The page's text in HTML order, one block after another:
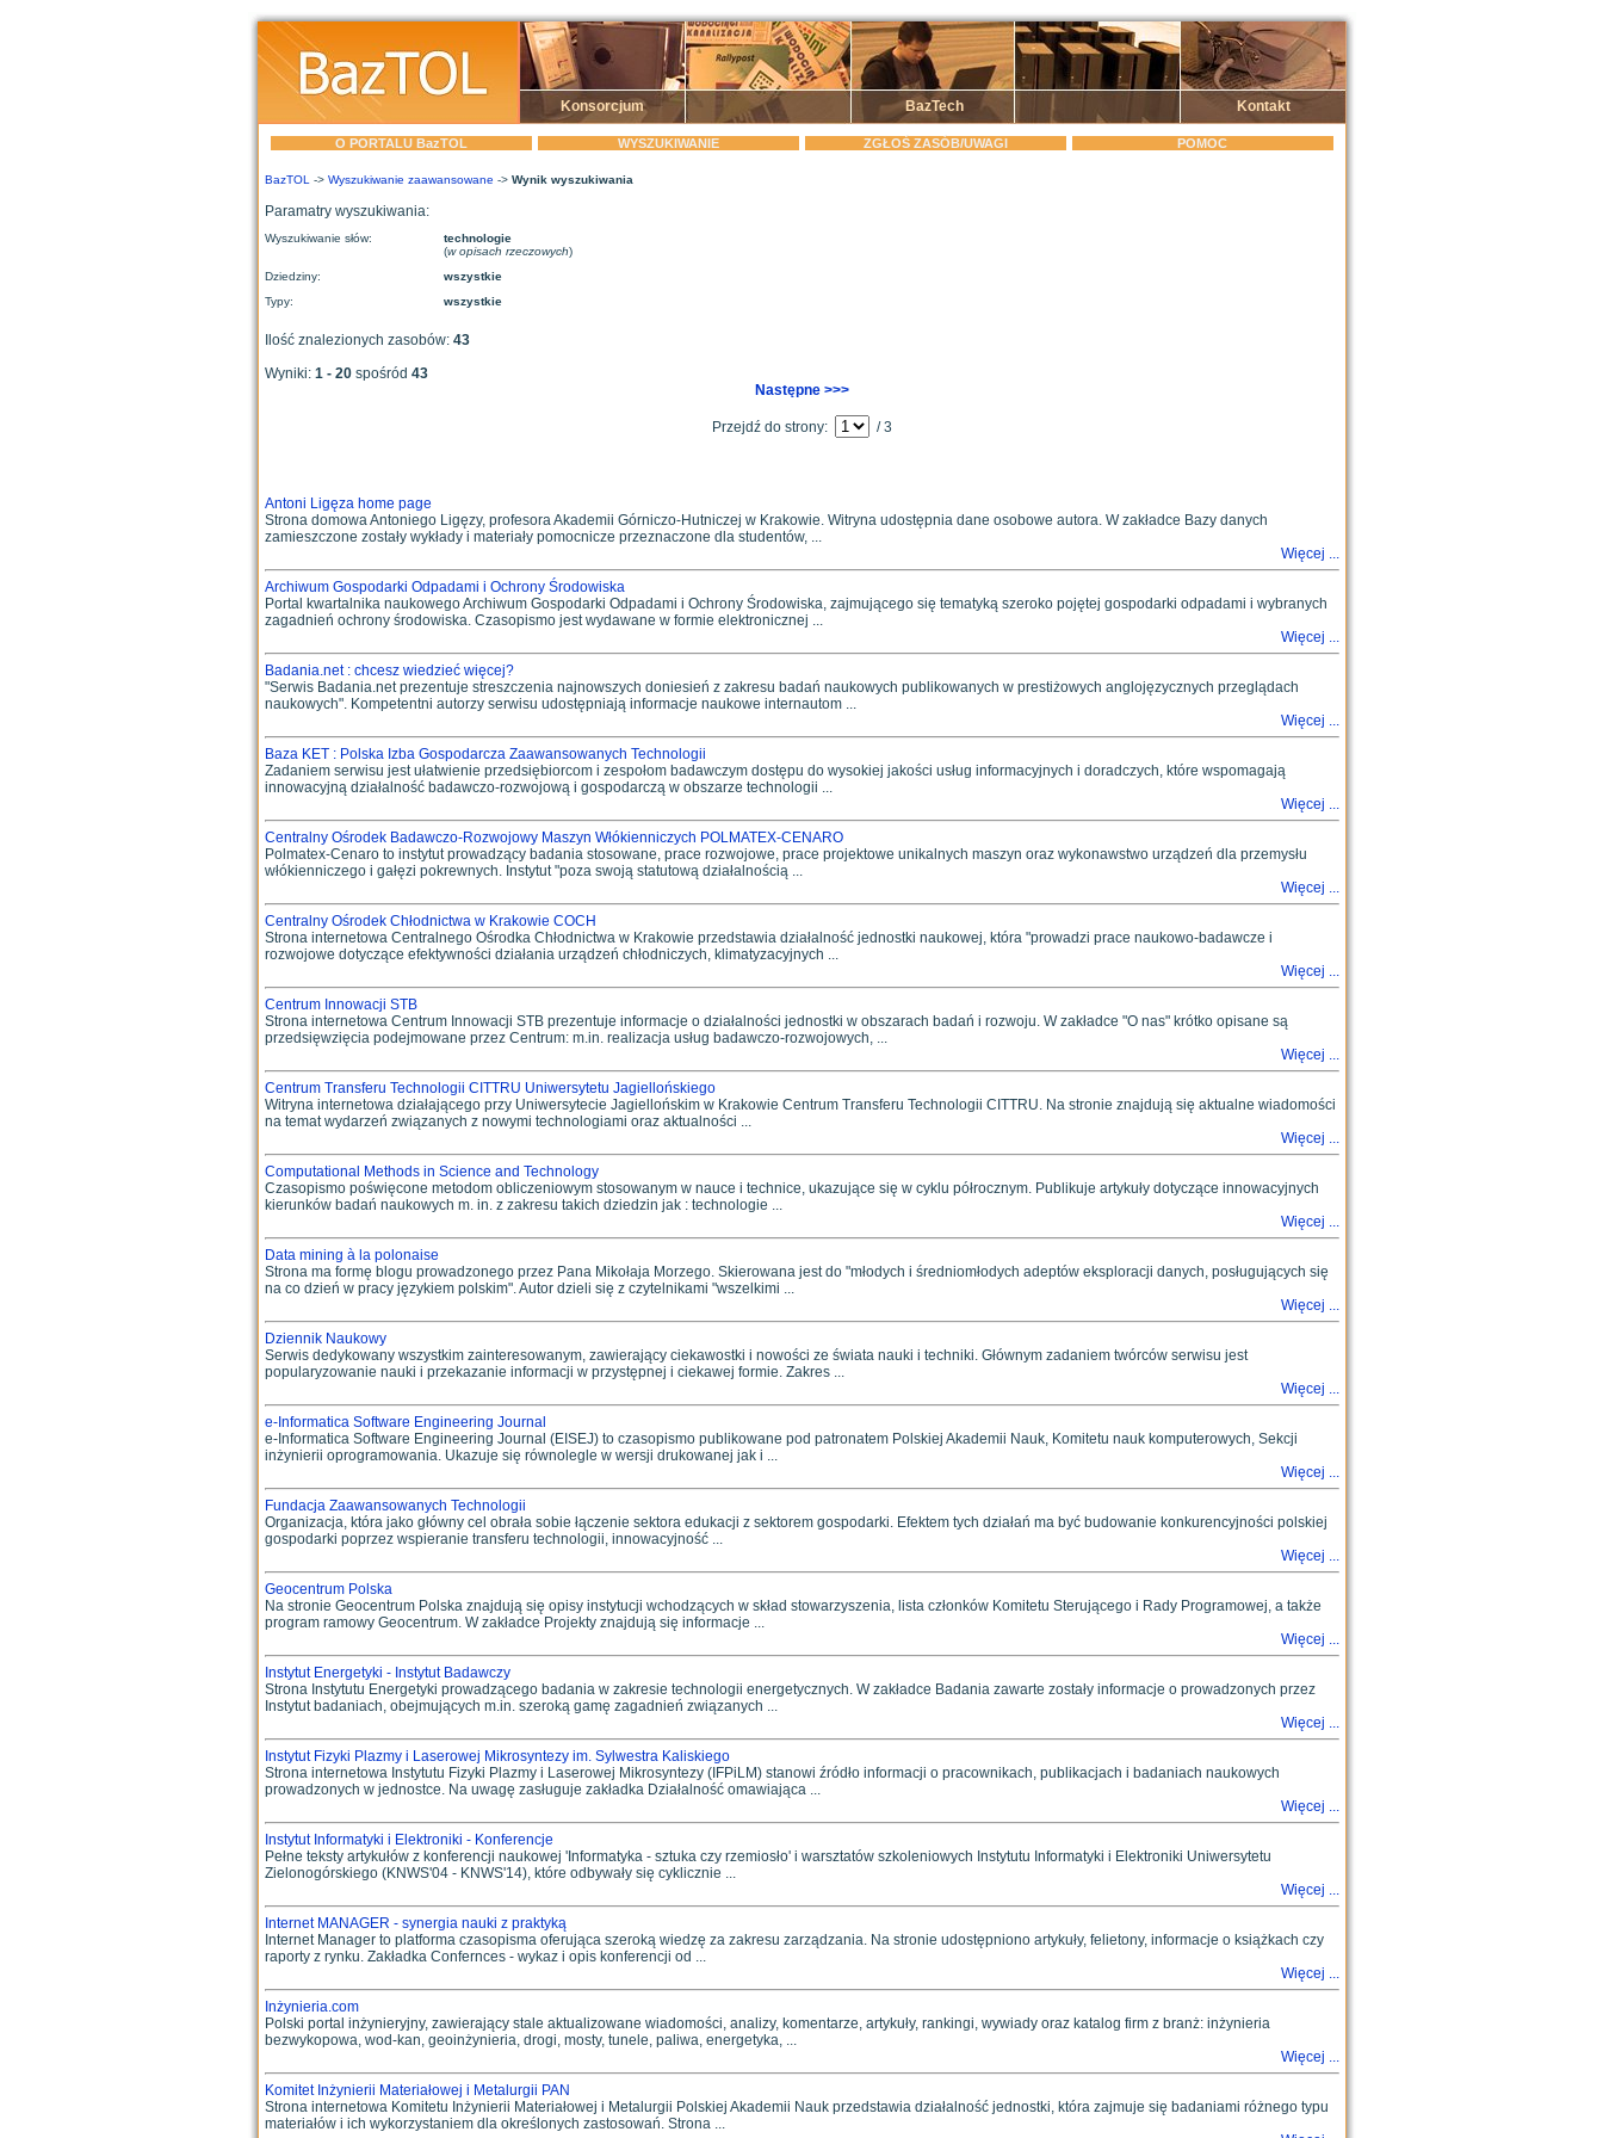
Konsorcjum BazTech Kontakt
O PORTALU BazTOL WYSZUKIWANIE ZGŁOŚ ZASÓB/UWAGI POMOC
BazTOL -> Wyszukiwanie zaawansowane -> Wynik wyszukiwania
Paramatry wyszukiwania:
Wyszukiwanie słów:
technologie
(w opisach rzeczowych)
Dziedziny:
wszystkie
Typy:
wszystkie
Ilość znalezionych zasobów: 43
Wyniki: 1 - 20 spośród 43
Następne >>>
Przejdź do strony: / 3
Antoni Ligęza home page
Strona domowa Antoniego Ligęzy, profesora Akademii Górniczo-Hutniczej w Krakowie. Witryna udostępnia dane osobowe autora. W zakładce Bazy danych
zamieszczone zostały wykłady i materiały pomocnicze przeznaczone dla studentów, ...
Więcej ...
Archiwum Gospodarki Odpadami i Ochrony Środowiska
Portal kwartalnika naukowego Archiwum Gospodarki Odpadami i Ochrony Środowiska, zajmującego się tematyką szeroko pojętej gospodarki odpadami i wybranych
zagadnień ochrony środowiska. Czasopismo jest wydawane w formie elektronicznej ...
Więcej ...
Badania.net : chcesz wiedzieć więcej?
"Serwis Badania.net prezentuje streszczenia najnowszych doniesień z zakresu badań naukowych publikowanych w prestiżowych anglojęzycznych przeglądach
naukowych". Kompetentni autorzy serwisu udostępniają informacje naukowe internautom ...
Więcej ...
Baza KET : Polska Izba Gospodarcza Zaawansowanych Technologii
Zadaniem serwisu jest ułatwienie przedsiębiorcom i zespołom badawczym dostępu do wysokiej jakości usług informacyjnych i doradczych, które wspomagają
innowacyjną działalność badawczo-rozwojową i gospodarczą w obszarze technologii ...
Więcej ...
Centralny Ośrodek Badawczo-Rozwojowy Maszyn Włókienniczych POLMATEX-CENARO
Polmatex-Cenaro to instytut prowadzący badania stosowane, prace rozwojowe, prace projektowe unikalnych maszyn oraz wykonawstwo urządzeń dla przemysłu
włókienniczego i gałęzi pokrewnych. Instytut "poza swoją statutową działalnością ...
Więcej ...
Centralny Ośrodek Chłodnictwa w Krakowie COCH
Strona internetowa Centralnego Ośrodka Chłodnictwa w Krakowie przedstawia działalność jednostki naukowej, która "prowadzi prace naukowo-badawcze i
rozwojowe dotyczące efektywności działania urządzeń chłodniczych, klimatyzacyjnych ...
Więcej ...
Centrum Innowacji STB
Strona internetowa Centrum Innowacji STB prezentuje informacje o działalności jednostki w obszarach badań i rozwoju. W zakładce "O nas" krótko opisane są
przedsięwzięcia podejmowane przez Centrum: m.in. realizacja usług badawczo-rozwojowych, ...
Więcej ...
Centrum Transferu Technologii CITTRU Uniwersytetu Jagiellońskiego
Witryna internetowa działającego przy Uniwersytecie Jagiellońskim w Krakowie Centrum Transferu Technologii CITTRU. Na stronie znajdują się aktualne wiadomości
na temat wydarzeń związanych z nowymi technologiami oraz aktualności ...
Więcej ...
Computational Methods in Science and Technology
Czasopismo poświęcone metodom obliczeniowym stosowanym w nauce i technice, ukazujące się w cyklu półrocznym. Publikuje artykuły dotyczące innowacyjnych
kierunków badań naukowych m. in. z zakresu takich dziedzin jak : technologie ...
Więcej ...
Data mining à la polonaise
Strona ma formę blogu prowadzonego przez Pana Mikołaja Morzego. Skierowana jest do "młodych i średniomłodych adeptów eksploracji danych, posługujących się
na co dzień w pracy językiem polskim". Autor dzieli się z czytelnikami "wszelkimi ...
Więcej ...
Dziennik Naukowy
Serwis dedykowany wszystkim zainteresowanym, zawierający ciekawostki i nowości ze świata nauki i techniki. Głównym zadaniem twórców serwisu jest
popularyzowanie nauki i przekazanie informacji w przystępnej i ciekawej formie. Zakres ...
Więcej ...
e-Informatica Software Engineering Journal
e-Informatica Software Engineering Journal (EISEJ) to czasopismo publikowane pod patronatem Polskiej Akademii Nauk, Komitetu nauk komputerowych, Sekcji
inżynierii oprogramowania. Ukazuje się równolegle w wersji drukowanej jak i ...
Więcej ...
Fundacja Zaawansowanych Technologii
Organizacja, która jako główny cel obrała sobie łączenie sektora edukacji z sektorem gospodarki. Efektem tych działań ma być budowanie konkurencyjności polskiej
gospodarki poprzez wspieranie transferu technologii, innowacyjność ...
Więcej ...
Geocentrum Polska
Na stronie Geocentrum Polska znajdują się opisy instytucji wchodzących w skład stowarzyszenia, lista członków Komitetu Sterującego i Rady Programowej, a także
program ramowy Geocentrum. W zakładce Projekty znajdują się informacje ...
Więcej ...
Instytut Energetyki - Instytut Badawczy
Strona Instytutu Energetyki prowadzącego badania w zakresie technologii energetycznych. W zakładce Badania zawarte zostały informacje o prowadzonych przez
Instytut badaniach, obejmujących m.in. szeroką gamę zagadnień związanych ...
Więcej ...
Instytut Fizyki Plazmy i Laserowej Mikrosyntezy im. Sylwestra Kaliskiego
Strona internetowa Instytutu Fizyki Plazmy i Laserowej Mikrosyntezy (IFPiLM) stanowi źródło informacji o pracownikach, publikacjach i badaniach naukowych
prowadzonych w jednostce. Na uwagę zasługuje zakładka Działalność omawiająca ...
Więcej ...
Instytut Informatyki i Elektroniki - Konferencje
Pełne teksty artykułów z konferencji naukowej 'Informatyka - sztuka czy rzemiosło' i warsztatów szkoleniowych Instytutu Informatyki i Elektroniki Uniwersytetu
Zielonogórskiego (KNWS'04 - KNWS'14), które odbywały się cyklicznie ...
Więcej ...
Internet MANAGER - synergia nauki z praktyką
Internet Manager to platforma czasopisma oferująca szeroką wiedzę za zakresu zarządzania. Na stronie udostępniono artykuły, felietony, informacje o książkach czy
raporty z rynku. Zakładka Confernces - wykaz i opis konferencji od ...
Więcej ...
Inżynieria.com
Polski portal inżynieryjny, zawierający stale aktualizowane wiadomości, analizy, komentarze, artykuły, rankingi, wywiady oraz katalog firm z branż: inżynieria
bezwykopowa, wod-kan, geoinżynieria, drogi, mosty, tunele, paliwa, energetyka, ...
Więcej ...
Komitet Inżynierii Materiałowej i Metalurgii PAN
Strona internetowa Komitetu Inżynierii Materiałowej i Metalurgii Polskiej Akademii Nauk przedstawia działalność jednostki, która zajmuje się badaniami różnego typu
materiałów i ich wykorzystaniem dla określonych zastosowań. Strona ...